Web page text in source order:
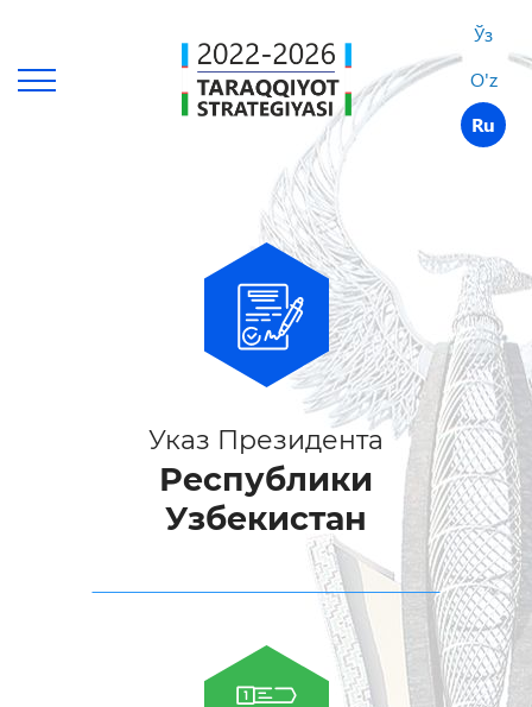
Ўз
O'z
Ru
Указ Президента
Республики
Узбекистан